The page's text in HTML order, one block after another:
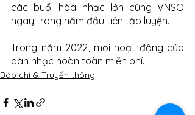
các buổi hòa nhạc lớn cùng VNSO
ngay trong năm đầu tiên tập luyện.
Trong năm 2022, mọi hoạt động của
dàn nhạc hoàn toàn miễn phí.
Báo chí & Truyền thông